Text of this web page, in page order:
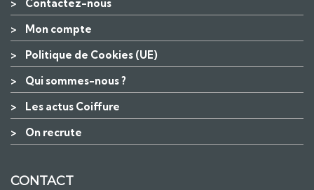
Contactez-nous
> Mon compte
> Politique de Cookies (UE)
> Qui sommes-nous ?
> Les actus Coiffure
> On recrute
CONTACT